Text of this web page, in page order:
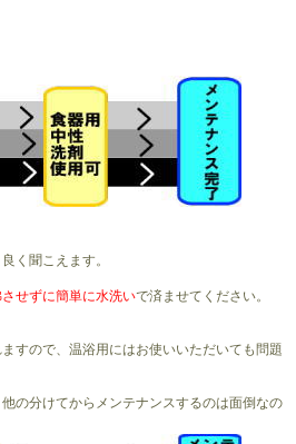
く聞こえます。
せずに簡単に水洗いで済ませてください。
すので、温浴用にはお使いいただいても問題
の分けてからメンテナンスするのは面倒なの